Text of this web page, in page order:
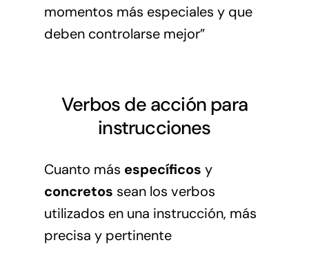
momentos más especiales y que
deben controlarse mejor”
Verbos de acción para
instrucciones
Cuanto más específicos y
concretos sean los verbos
utilizados en una instrucción, más
precisa y pertinente